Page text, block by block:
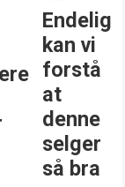
Endelig
kan vi
forstå
at
denne
selger
så bra